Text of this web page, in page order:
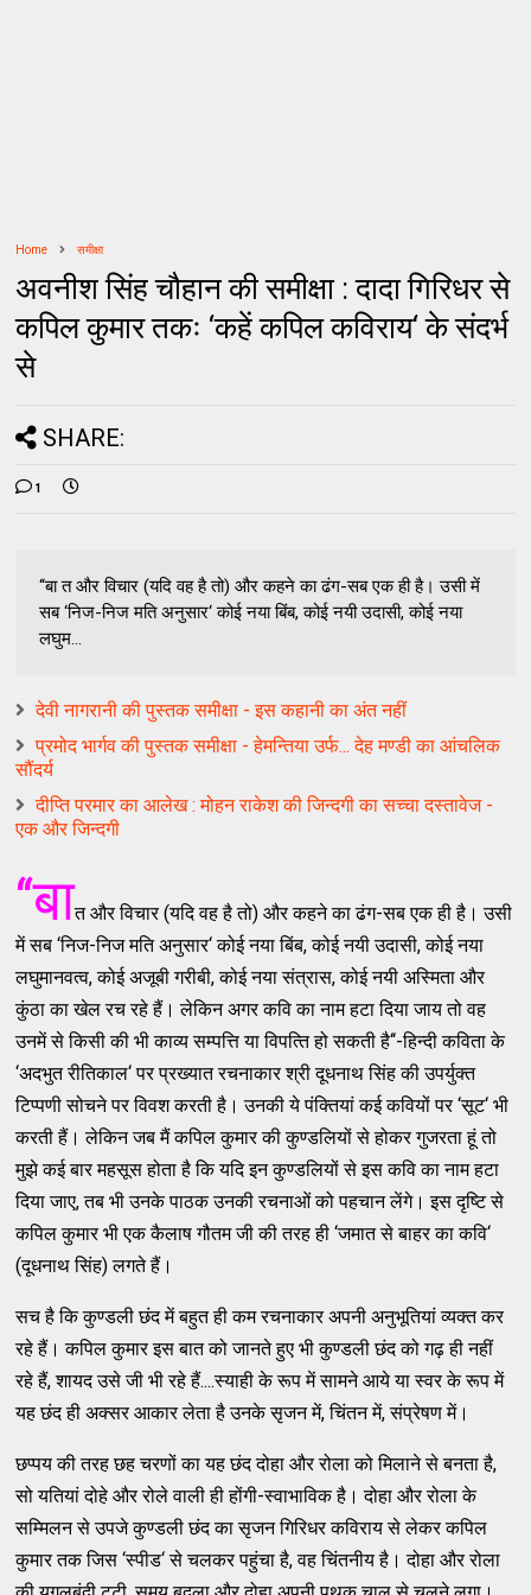
Home समीक्षा
अवनीश सिंह चौहान की समीक्षा : दादा गिरिधर से
कपिल कुमार तकः ‘कहें कपिल कविराय‘ के संदर्भ
से
SHARE:
1
‘‘बा त और विचार (यदि वह है तो) और कहने का ढंग-सब एक ही है। उसी में
सब ‘निज-निज मति अनुसार‘ कोई नया बिंब, कोई नयी उदासी, कोई नया
लघुम...
देवी नागरानी की पुस्तक समीक्षा - इस कहानी का अंत नहीं
प्रमोद भार्गव की पुस्तक समीक्षा - हेमन्तिया उर्फ... देह मण्डी का आंचलिक
सौंदर्य
दीप्ति परमार का आलेख : मोहन राकेश की जिन्दगी का सच्चा दस्तावेज -
एक और जिन्दगी
‘‘बात और विचार (यदि वह है तो) और कहने का ढंग-सब एक ही है। उसी
में सब ‘निज-निज मति अनुसार‘ कोई नया बिंब, कोई नयी उदासी, कोई नया
लघुमानवत्‍व, कोई अजूबी गरीबी, कोई नया संत्रास, कोई नयी अस्‍मिता और
कुंठा का खेल रच रहे हैं। लेकिन अगर कवि का नाम हटा दिया जाय तो वह
उनमें से किसी की भी काव्‍य सम्‍पत्ति या विपत्‍ति हो सकती है‘‘-हिन्‍दी कविता के
‘अदभुत रीतिकाल‘ पर प्रख्‍यात रचनाकार श्री दूधनाथ सिंह की उपर्युक्‍त
टिप्‍पणी सोचने पर विवश करती है। उनकी ये पंक्‍तियां कई कवियों पर ‘सूट‘ भी
करती हैं। लेकिन जब मैं कपिल कुमार की कुण्‍डलियों से होकर गुजरता हूं तो
मुझे कई बार महसूस होता है कि यदि इन कुण्‍डलियों से इस कवि का नाम हटा
दिया जाए, तब भी उनके पाठक उनकी रचनाओं को पहचान लेंगे। इस दृष्टि से
कपिल कुमार भी एक कैलाष गौतम जी की तरह ही ‘जमात से बाहर का कवि‘
(दूधनाथ सिंह) लगते हैं।
सच है कि कुण्‍डली छंद में बहुत ही कम रचनाकार अपनी अनुभूतियां व्‍यक्‍त कर
रहे हैं। कपिल कुमार इस बात को जानते हुए भी कुण्‍डली छंद को गढ़ ही नहीं
रहे हैं, शायद उसे जी भी रहे हैं....स्‍याही के रूप में सामने आये या स्‍वर के रूप में
यह छंद ही अक्‍सर आकार लेता है उनके सृजन में, चिंतन में, संप्रेषण में।
छप्‍पय की तरह छह चरणों का यह छंद दोहा और रोला को मिलाने से बनता है,
सो यतियां दोहे और रोले वाली ही होंगी-स्‍वाभाविक है। दोहा और रोला के
सम्‍मिलन से उपजे कुण्‍डली छंद का सृजन गिरिधर कविराय से लेकर कपिल
कुमार तक जिस ‘स्‍पीड‘ से चलकर पहुंचा है, वह चिंतनीय है। दोहा और रोला